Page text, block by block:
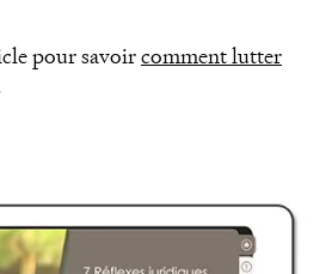
pour savoircomment lutter